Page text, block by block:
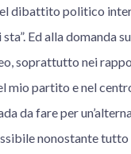
dibattito politico
Ed alla domanda
soprattutto nei
mio partito e nel
da fare per
nonostante